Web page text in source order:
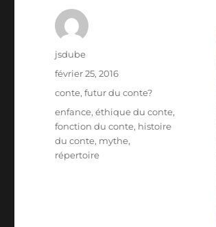
Auteur
jsdube
Publié
février 25, 2016
Catégories
conte,futur du conte?
Étiquettes
enfance,éthique du conte,
fonction du conte, histoire
du conte, mythe,
répertoire